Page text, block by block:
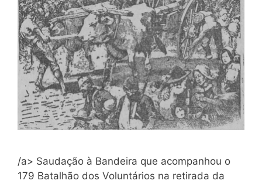
/a> Saudação à Bandeira que acompanhou o
179 Batalhão dos Voluntários na retirada da